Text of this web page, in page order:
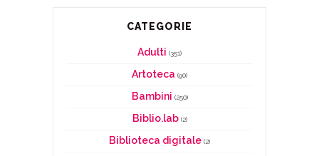
CATEGORIE
Adulti (351)
Artoteca (90)
Bambini (250)
Biblio.lab(2)
Biblioteca digitale (2)